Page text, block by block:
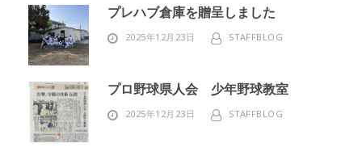
プレハブ倉庫を贈呈しました
2025年12月23日 STAFFBLOG
プロ野球県人会 少年野球教室
2025年12月23日 STAFFBLOG